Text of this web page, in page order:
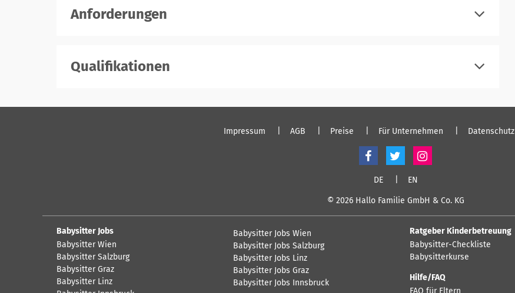
Anforderungen
Qualifikationen
einloggen
Impressum AGB Preise Für Unternehmen Datenschutz
DE EN
© 2026 Hallo Familie GmbH & Co. KG
Babysitter Jobs
Babysitter Wien
Babysitter Salzburg
Babysitter Graz
Babysitter Linz
Babysitter Jobs Wien
Babysitter Jobs Salzburg
Babysitter Jobs Linz
Babysitter Jobs Graz
Babysitter Jobs Innsbruck
Ratgeber Kinderbetreuung
Babysitter-Checkliste
Babysitterkurse
Hilfe/FAQ
FAQ für Eltern